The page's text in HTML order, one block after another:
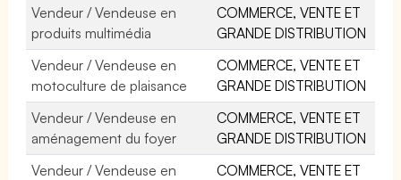
Vendeur / Vendeuse en
produits multimédia
COMMERCE, VENTE ET
GRANDE DISTRIBUTION
Vendeur / Vendeuse en
motoculture de plaisance
COMMERCE, VENTE ET
GRANDE DISTRIBUTION
Vendeur / Vendeuse en
aménagement du foyer
COMMERCE, VENTE ET
GRANDE DISTRIBUTION
Vendeur / Vendeuse en
COMMERCE, VENTE ET